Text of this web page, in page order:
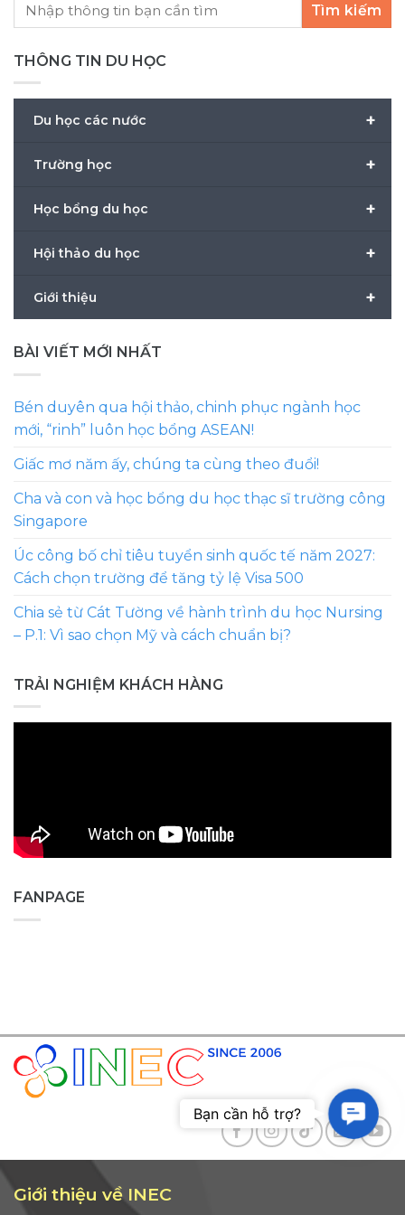
Tìm kiếm
THÔNG TIN DU HỌC
+
Du học các nước
+
Trường học
+
Học bổng du học
+
Hội thảo du học
+
Giới thiệu
BÀI VIẾT MỚI NHẤT
Bén duyên qua hội thảo, chinh phục ngành học
mới, “rinh” luôn học bổng ASEAN!
Giấc mơ năm ấy, chúng ta cùng theo đuổi!
Cha và con và học bổng du học thạc sĩ trường công
Singapore
Úc công bố chỉ tiêu tuyển sinh quốc tế năm 2027:
Cách chọn trường để tăng tỷ lệ Visa 500
Chia sẻ từ Cát Tường về hành trình du học Nursing
– P.1: Vì sao chọn Mỹ và cách chuẩn bị?
TRẢI NGHIỆM KHÁCH HÀNG
FANPAGE
Giới thiệu về INEC
Bạn cần hỗ trợ?